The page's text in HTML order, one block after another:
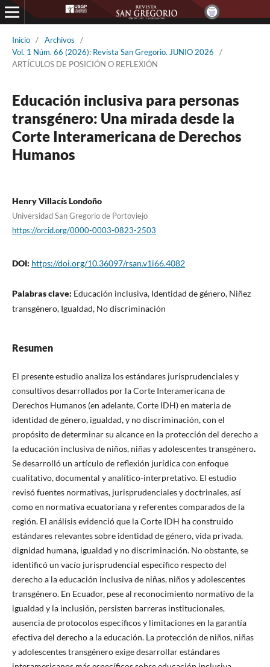
Inicio / Archivos
/
Vol. 1 Núm. 66 (2026): Revista San Gregorio. JUNIO 2026
/
ARTÍCULOS DE POSICIÓN O REFLEXIÓN
Educación inclusiva para personas
transgénero: Una mirada desde la
Corte Interamericana de Derechos
Humanos
Henry Villacís Londoño
Universidad San Gregorio de Portoviejo
https://orcid.org/0000-0003-0823-2503
DOI: https://doi.org/10.36097/rsan.v1i66.4082
Palabras clave: Educación inclusiva, Identidad de género, Niñez
transgénero, Igualdad, No discriminación
Resumen
El presente estudio analiza los estándares jurisprudenciales y
consultivos desarrollados por la Corte Interamericana de
Derechos Humanos (en adelante, Corte IDH) en materia de
identidad de género, igualdad, y no discriminación, con el
propósito de determinar su alcance en la protección del derecho a
la educación inclusiva de niños, niñas y adolescentes transgénero.
Se desarrolló un artículo de reflexión jurídica con enfoque
cualitativo, documental y analítico-interpretativo. El estudio
revisó fuentes normativas, jurisprudenciales y doctrinales, así
como en normativa ecuatoriana y referentes comparados de la
región. El análisis evidenció que la Corte IDH ha construido
estándares relevantes sobre identidad de género, vida privada,
dignidad humana, igualdad y no discriminación. No obstante, se
identificó un vacío jurisprudencial específico respecto del
derecho a la educación inclusiva de niñas, niños y adolescentes
transgénero. En Ecuador, pese al reconocimiento normativo de la
igualdad y la inclusión, persisten barreras institucionales,
ausencia de protocolos específicos y limitaciones en la garantía
efectiva del derecho a la educación. La protección de niños, niñas
y adolescentes transgénero exige desarrollar estándares